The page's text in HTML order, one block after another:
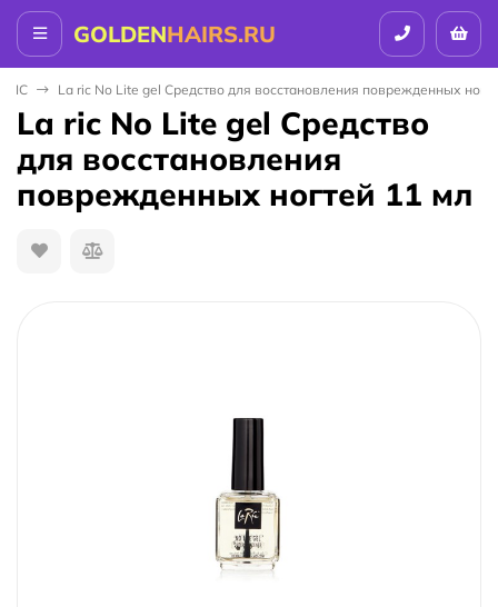
GOLDENHAIRS.RU
RIC La ric No Lite gel Средство для восстановления поврежденных
La ric No Lite gel Средство
для восстановления
поврежденных ногтей 11 мл